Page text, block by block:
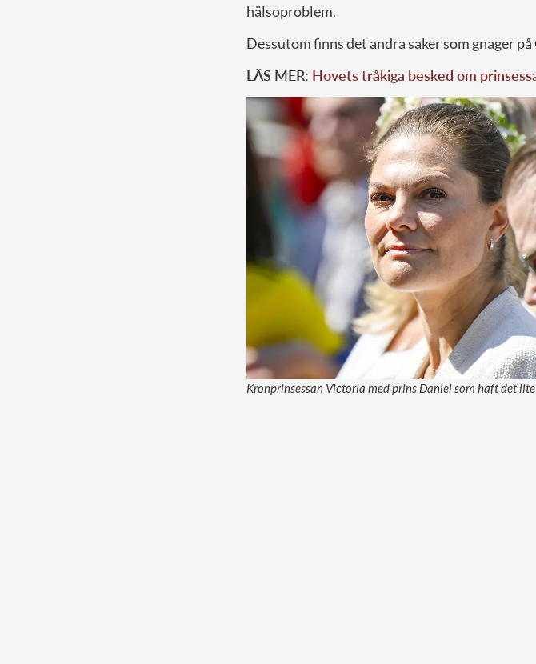
hälsoproblem.
Dessutom finns det andra saker som gnager
LÄS MER: Hovets tråkiga besked om
Kronprinsessan Victoria med prins Daniel som haft det